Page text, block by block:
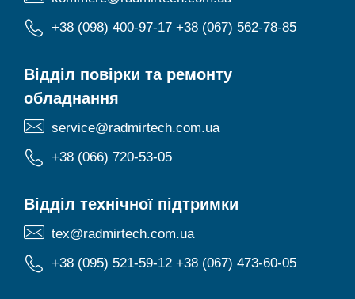
+38 (098) 400-97-17 +38 (067) 562-78-85
Відділ повірки та ремонту
обладнання
service@radmirtech.com.ua
+38 (066) 720-53-05
Відділ технічної підтримки
tex@radmirtech.com.ua
+38 (095) 521-59-12 +38 (067) 473-60-05